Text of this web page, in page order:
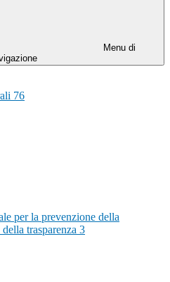
Menu di
76
per la prevenzione della
trasparenza 3